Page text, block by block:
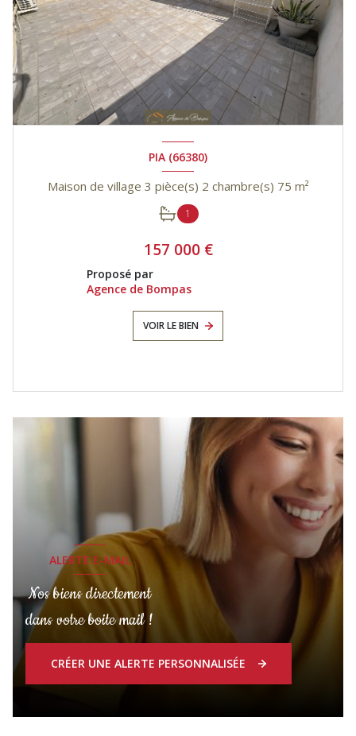
PIA (66380)
Maison de village 3 pièce(s) 2 chambre(s) 75 m²
1
157 000 €
Proposé par
Agence de Bompas
VOIR LE BIEN
ALERTE E-MAIL
Nos biens directement
dans votre boite mail !
CRÉER UNE ALERTE PERSONNALISÉE